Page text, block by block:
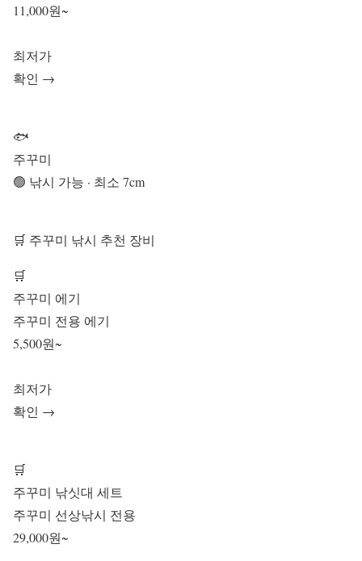
11,000원~
최저가
확인 →
🐟
주꾸미
🟢 낚시 가능 · 최소 7cm
🛒 주꾸미 낚시 추천 장비
🛒
주꾸미 에기
주꾸미 전용 에기
5,500원~
최저가
확인 →
🛒
주꾸미 낚싯대 세트
주꾸미 선상낚시 전용
29,000원~